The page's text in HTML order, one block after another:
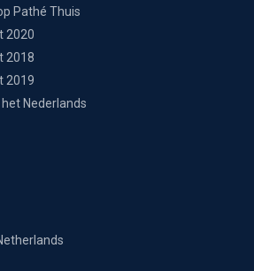
Pathé Thuis
2020
2018
2019
Nederlands